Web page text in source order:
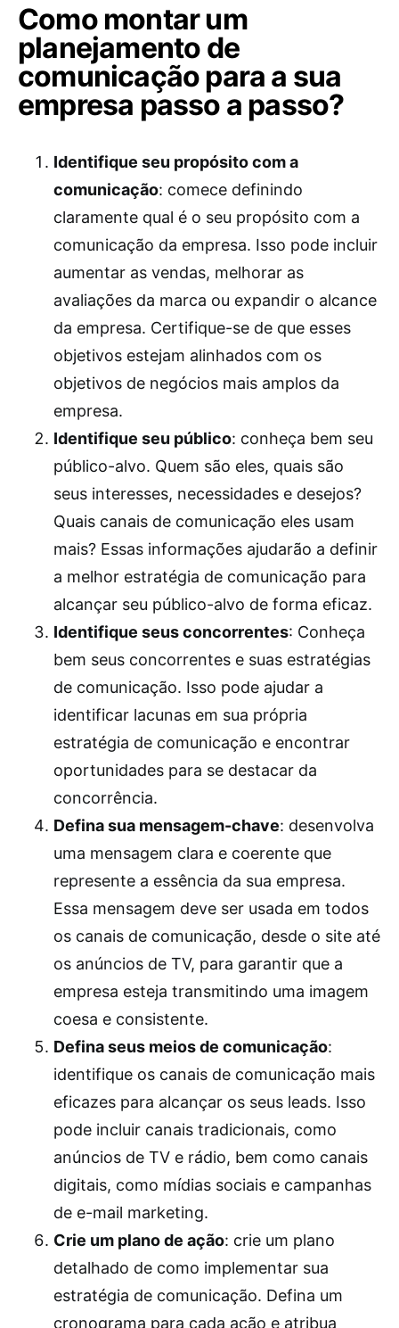
Como montar um
planejamento de
comunicação para a sua
empresa passo a passo?
Identifique seu propósito com a
comunicação: comece definindo
claramente qual é o seu propósito com a
comunicação da empresa. Isso pode incluir
aumentar as vendas, melhorar as
avaliações da marca ou expandir o alcance
da empresa. Certifique-se de que esses
objetivos estejam alinhados com os
objetivos de negócios mais amplos da
empresa.
Identifique seu público: conheça bem seu
público-alvo. Quem são eles, quais são
seus interesses, necessidades e desejos?
Quais canais de comunicação eles usam
mais? Essas informações ajudarão a definir
a melhor estratégia de comunicação para
alcançar seu público-alvo de forma eficaz.
Identifique seus concorrentes: Conheça
bem seus concorrentes e suas estratégias
de comunicação. Isso pode ajudar a
identificar lacunas em sua própria
estratégia de comunicação e encontrar
oportunidades para se destacar da
concorrência.
Defina sua mensagem-chave: desenvolva
uma mensagem clara e coerente que
represente a essência da sua empresa.
Essa mensagem deve ser usada em todos
os canais de comunicação, desde o site até
os anúncios de TV, para garantir que a
empresa esteja transmitindo uma imagem
coesa e consistente.
Defina seus meios de comunicação:
identifique os canais de comunicação mais
eficazes para alcançar os seus leads. Isso
pode incluir canais tradicionais, como
anúncios de TV e rádio, bem como canais
digitais, como mídias sociais e campanhas
de e-mail marketing.
Crie um plano de ação: crie um plano
detalhado de como implementar sua
estratégia de comunicação. Defina um
cronograma para cada ação e atribua